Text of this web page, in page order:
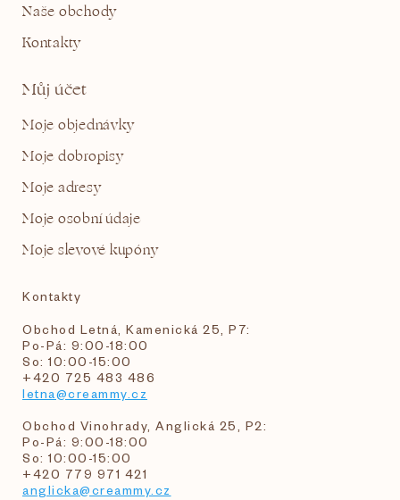
Naše obchody
Kontakty
Můj účet
Moje objednávky
Moje dobropisy
Moje adresy
Moje osobní údaje
Moje slevové kupóny
Kontakty
Obchod Letná, Kamenická 25, P7:
Po-Pá: 9:00-18:00
So: 10:00-15:00
+420 725 483 486
letna@creammy.cz
Obchod Vinohrady, Anglická 25, P2:
Po-Pá: 9:00-18:00
So: 10:00-15:00
+420 779 971 421
anglicka@creammy.cz